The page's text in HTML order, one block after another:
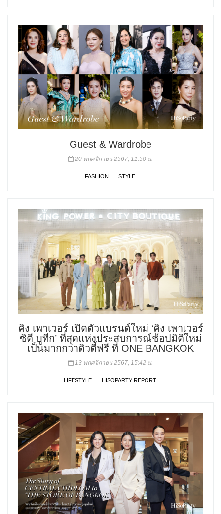
Guest & Wardrobe
20 พฤศจิกายน 2567, 11:50 น.
FASHION STYLE
คิง เพาเวอร์ เปิดตัวแบรนด์ใหม่ ‘คิง เพาเวอร์
ซิตี บูทีก’ ที่สุดแห่งประสบการณ์ช้อปมิติใหม่
เป็นมากกว่าดิวตี้ฟรี ที่ ONE BANGKOK
13 พฤศจิกายน 2567, 15:42 น.
LIFESTYLE HISOPARTY REPORT